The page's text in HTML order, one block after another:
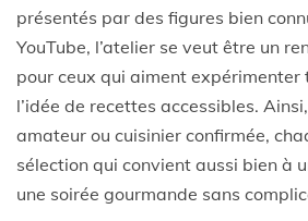
présentés par des figures bien
YouTube, l’atelier se veut être un
pour ceux qui aiment
l’idée de recettes accessibles.
amateur ou cuisinier confirmée,
sélection qui convient aussi bien à
une soirée gourmande sans